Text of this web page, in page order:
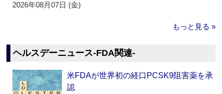
2026年08月07日 (金)
もっと見る »
ヘルスデーニュース‐FDA関連‐
米FDAが世界初の経口PCSK9阻害薬を承
認